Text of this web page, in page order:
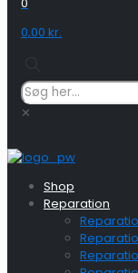
0,00 kr.
✕
Shop
Reparation